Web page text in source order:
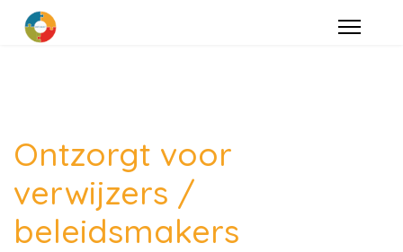
Ontzorgt voor
verwijzers /
beleidsmakers